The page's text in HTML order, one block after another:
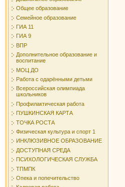
Общее образование
Семейное образование
ГИА 11
ГИА 9
ВПР
Дополнительное образование и
воспитание
МОЦ ДО
Работа с одарёнными детьми
Всероссийская олимпиада
школьников
Профилактическая работа
ПУШКИНСКАЯ КАРТА
ТОЧКА РОСТА
Физическая культура и спорт 1
ИНКЛЮЗИВНОЕ ОБРАЗОВАНИЕ
ДОСТУПНАЯ СРЕДА
ПСИХОЛОГИЧЕСКАЯ СЛУЖБА
ТПМПК
Опека и попечительство